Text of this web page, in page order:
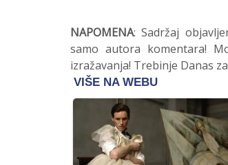
NAPOMENA: Sadržaj
samo autora komentara!
izražavanja! Trebinje Danas